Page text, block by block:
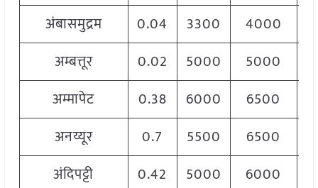
अंबासमुद्रम
0.04 3300 4000
अम्बत्तूर
0.02 5000 5000
अम्मापेट
0.38 6000 6500
अनय्यूर
0.7 5500 6500
अंदिपट्टी
0.42 5000 6000